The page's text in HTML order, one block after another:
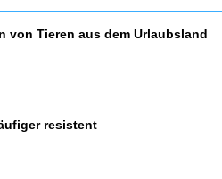
von Tieren aus dem Urlaubsland
resistent